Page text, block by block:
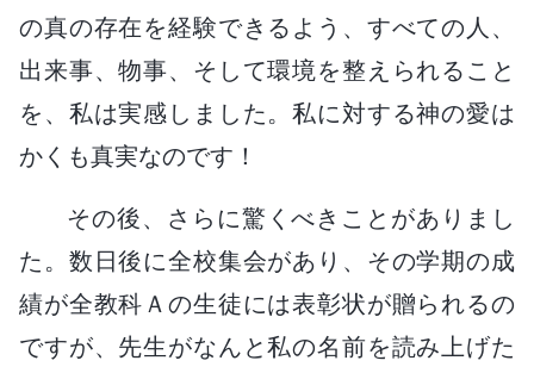
の真の存在を経験できるよう、すべての人、
出来事、物事、そして環境を整えられること
を、私は実感しました。私に対する神の愛は
かくも真実なのです！
その後、さらに驚くべきことがありまし
た。数日後に全校集会があり、その学期の成
績が全教科Ａの生徒には表彰状が贈られるの
ですが、先生がなんと私の名前を読み上げた